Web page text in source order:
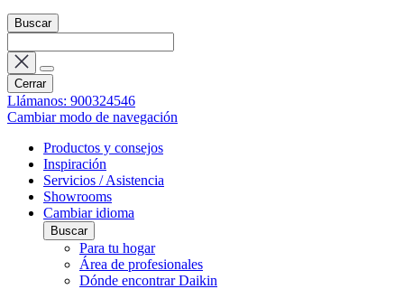
Buscar
Cerrar
Llámanos: 900324546
Cambiar modo de navegación
Productos y consejos
Inspiración
Servicios / Asistencia
Showrooms
Cambiar idioma
Buscar
Para tu hogar
Área de profesionales
Dónde encontrar Daikin